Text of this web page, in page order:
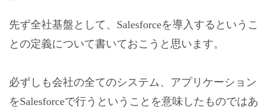
先ず全社基盤として、Salesforceを導入するというこ
との定義について書いておこうと思います。
必ずしも会社の全てのシステム、アプリケーション
をSalesforceで行うということを意味したものではあ